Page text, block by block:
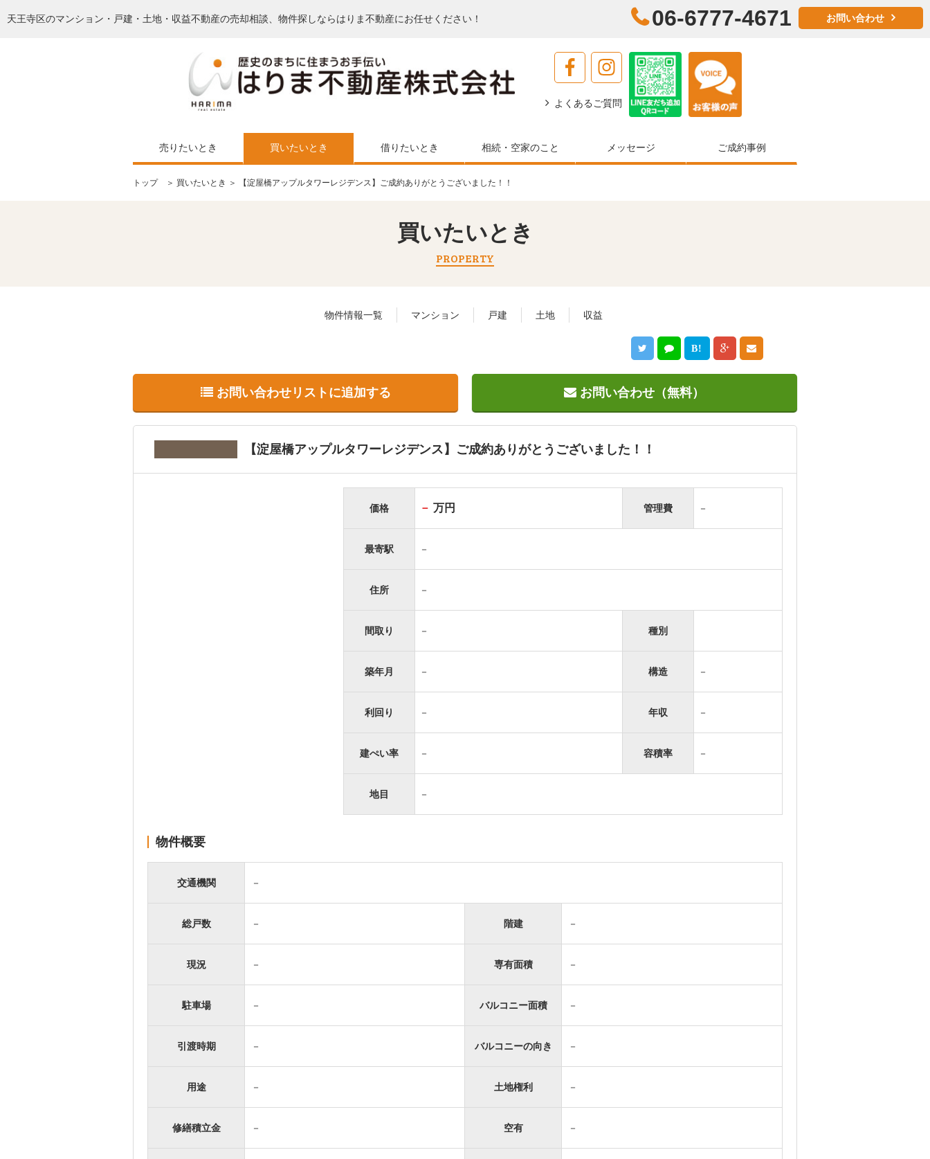
天王寺区のマンション・戸建・土地・収益不動産の売却相談、物件探しならはりま不動産にお任せください！ 06-6777-4671 お問い合わせ
よくあるご質問
売りたいとき 買いたいとき 借りたいとき 相続・空家のこと メッセージ ご成約事例
トップ＞ 買いたいとき ＞ 【淀屋橋アップルタワーレジデンス】ご成約ありがとうございました！！
買いたいとき
PROPERTY
物件情報一覧 マンション 戸建 土地 収益
B!
お問い合わせリストに追加する お問い合わせ（無料）
【淀屋橋アップルタワーレジデンス】ご成約ありがとうございました！！
価格 － 万円 管理費 －
最寄駅 －
住所 －
間取り － 種別
築年月 － 構造 －
利回り － 年収 －
建ぺい率 － 容積率 －
地目 －
物件概要
交通機関 －
総戸数 － 階建 －
現況 － 専有面積 －
駐車場 － バルコニー面積 －
引渡時期 － バルコニーの向き －
用途 － 土地権利 －
修繕積立金 － 空有 －